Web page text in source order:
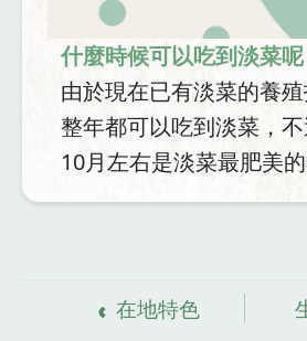
什麼時候可以吃到淡菜呢
由於現在已有淡菜的養
整年都可以吃到淡菜，
10月左右是淡菜最肥美的
在地特色